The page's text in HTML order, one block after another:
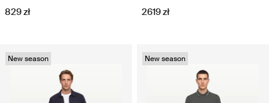
829 zł 2619 zł
New season New season